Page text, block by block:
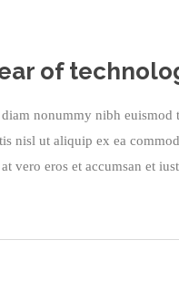
of
nonummy nibh
nisl ut aliquip ex ea
vero eros et accumsan et